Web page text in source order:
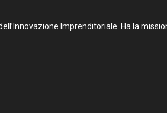
Imprenditoriale. Ha la